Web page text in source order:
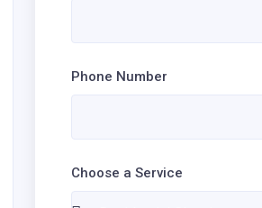
Phone Number
Choose a Service